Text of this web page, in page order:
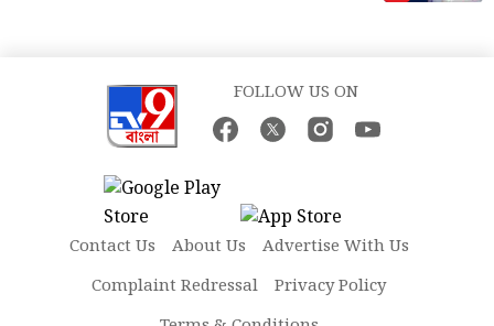
FOLLOW US ON
Contact Us About Us
Advertise With Us
Complaint Redressal
Privacy Policy